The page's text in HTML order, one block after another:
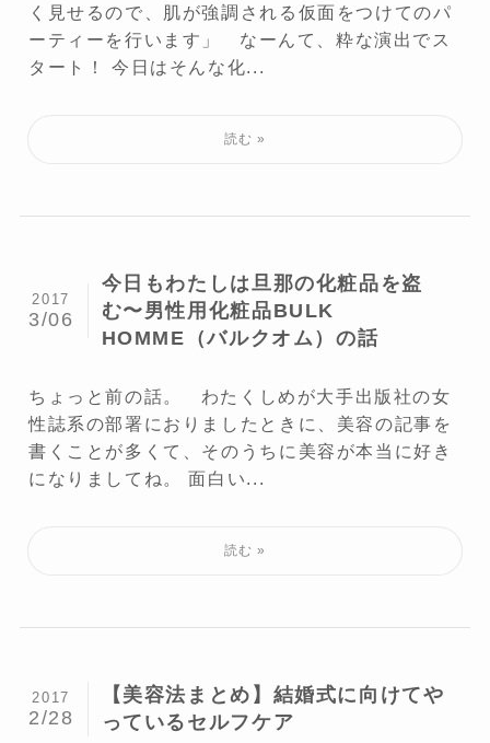
く見せるので、肌が強調される仮面をつけてのパ
ーティーを行います」 なーんて、粋な演出でス
タート！ 今日はそんな化...
今日もわたしは旦那の化粧品を盗
む〜男性用化粧品BULK
HOMME（バルクオム）の話
2017
3/06
ちょっと前の話。 わたくしめが大手出版社の女
性誌系の部署におりましたときに、美容の記事を
書くことが多くて、そのうちに美容が本当に好き
になりましてね。 面白い...
【美容法まとめ】結婚式に向けてや
っているセルフケア
2017
2/28